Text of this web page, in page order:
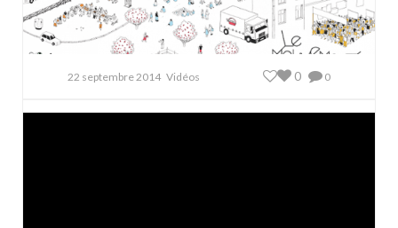
22 septembre 2014 Vidéos 0
0